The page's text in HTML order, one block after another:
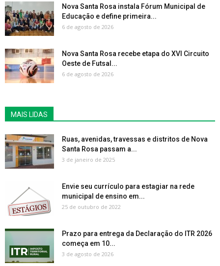
Nova Santa Rosa instala Fórum Municipal de
Educação e define primeira...
6 de agosto de 2026
Nova Santa Rosa recebe etapa do XVI Circuito
Oeste de Futsal...
6 de agosto de 2026
MAIS LIDAS
Ruas, avenidas, travessas e distritos de Nova
Santa Rosa passam a...
3 de janeiro de 2025
Envie seu currículo para estagiar na rede
municipal de ensino em...
25 de outubro de 2022
Prazo para entrega da Declaração do ITR 2026
começa em 10...
3 de agosto de 2026